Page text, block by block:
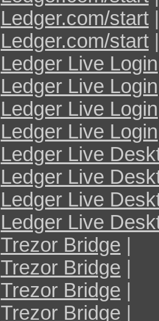
Ledger.com/start |
Ledger.com/start |
Ledger Live Login
Ledger Live Login
Ledger Live Login
Ledger Live Login
Ledger Live
Ledger Live
Ledger Live
Ledger Live
Trezor Bridge |
Trezor Bridge |
Trezor Bridge |
Trezor Bridge |